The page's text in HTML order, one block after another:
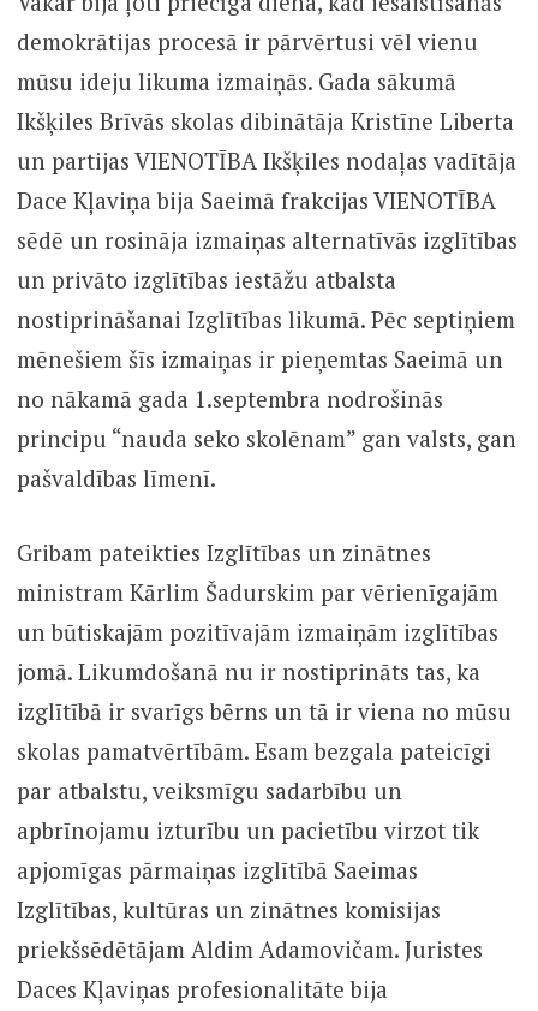
demokrātijas procesā ir pārvērtusi vēl vienu
mūsu ideju likuma izmaiņās. Gada sākumā
Ikšķiles Brīvās skolas dibinātāja Kristīne Liberta
un partijas VIENOTĪBA Ikšķiles nodaļas vadītāja
Dace Kļaviņa bija Saeimā frakcijas VIENOTĪBA
sēdē un rosināja izmaiņas alternatīvās izglītības
un privāto izglītības iestāžu atbalsta
nostiprināšanai Izglītības likumā. Pēc septiņiem
mēnešiem šīs izmaiņas ir pieņemtas Saeimā un
no nākamā gada 1.septembra nodrošinās
principu “nauda seko skolēnam” gan valsts, gan
pašvaldības līmenī.
Gribam pateikties Izglītības un zinātnes
ministram Kārlim Šadurskim par vērienīgajām
un būtiskajām pozitīvajām izmaiņām izglītības
jomā. Likumdošanā nu ir nostiprināts tas, ka
izglītībā ir svarīgs bērns un tā ir viena no mūsu
skolas pamatvērtībām. Esam bezgala pateicīgi
par atbalstu, veiksmīgu sadarbību un
apbrīnojamu izturību un pacietību virzot tik
apjomīgas pārmaiņas izglītībā Saeimas
Izglītības, kultūras un zinātnes komisijas
priekšsēdētājam Aldim Adamovičam. Juristes
Daces Kļaviņas profesionalitāte bija